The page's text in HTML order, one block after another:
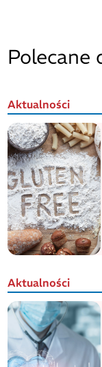
Polecane
Aktualności
Aktualności